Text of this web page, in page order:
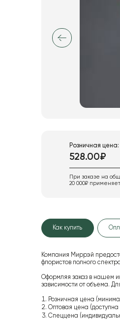
Розничная цена:
528.00₽
При заказе на
20 000₽
Как купить
Компания Миррэй
флористов полного
Оформляя заказ в нашем
зависимости от объема.
Розничная цена
Оптовая цена
Спеццена